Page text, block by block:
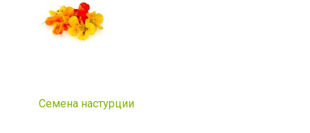
Семена настурции